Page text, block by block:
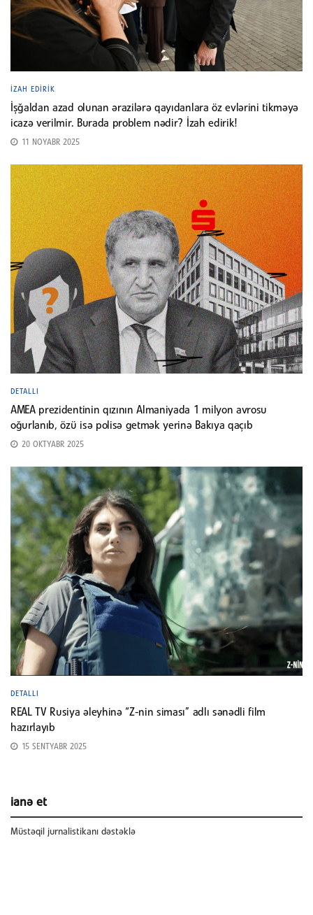
İZAH EDIRIK
İşğaldan azad olunan ərazilərə qayıdanlara öz evlərini tikməyə
icazə verilmir. Burada problem nədir? İzah edirik!
11 NOYABR 2025
DETALLI
AMEA prezidentinin qızının Almaniyada 1 milyon avrosu
oğurlanıb, özü isə polisə getmək yerinə Bakıya qaçıb
20 OKTYABR 2025
DETALLI
REAL TV Rusiya əleyhinə “Z-nin siması” adlı sənədli film
hazırlayıb
15 SENTYABR 2025
ianə et
Müstəqil jurnalistikanı dəstəklə